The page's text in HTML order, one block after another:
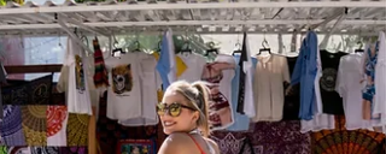
גישה של:...